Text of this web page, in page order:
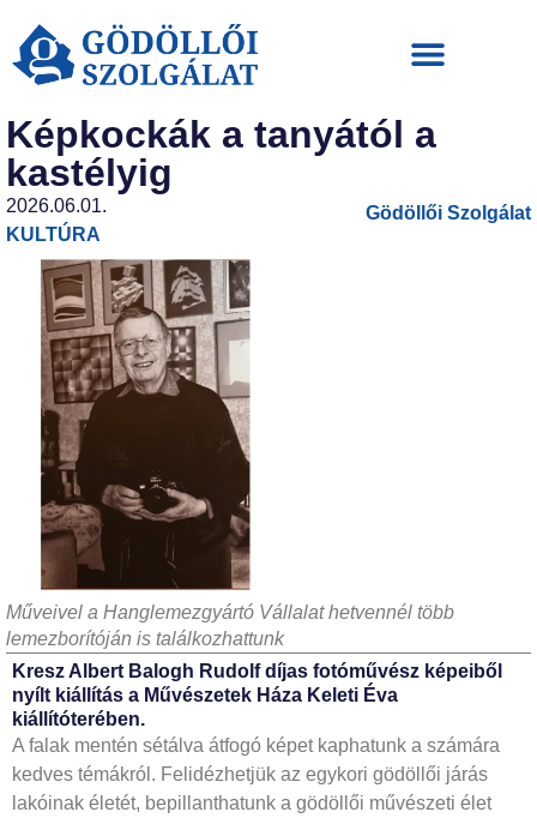
Képkockák a tanyától a
kastélyig
2026.06.01.
KULTÚRA
Gödöllői Szolgálat
Műveivel a Hanglemezgyártó Vállalat hetvennél több
lemezborítóján is találkozhattunk
Kresz Albert Balogh Rudolf díjas fotóművész képeiből
nyílt kiállítás a Művészetek Háza Keleti Éva
kiállítóterében.
A falak mentén sétálva átfogó képet kaphatunk a számára
kedves témákról. Felidézhetjük az egykori gödöllői járás
lakóinak életét, bepillanthatunk a gödöllői művészeti élet